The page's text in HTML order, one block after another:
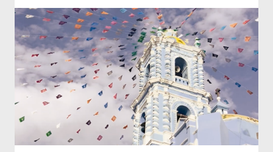
> Puente: Muestra de cine estudiantil